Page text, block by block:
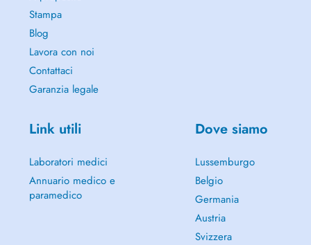
Stampa
Blog
Lavora con noi
Contattaci
Garanzia legale
Link utili
Laboratori medici
Annuario medico e
paramedico
Dove siamo
Lussemburgo
Belgio
Germania
Austria
Svizzera